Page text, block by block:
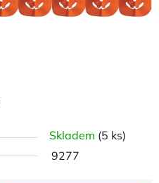
Skladem (5 ks)
9277